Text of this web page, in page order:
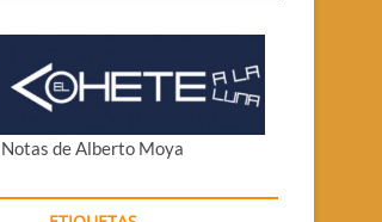
Notas de Alberto Moya